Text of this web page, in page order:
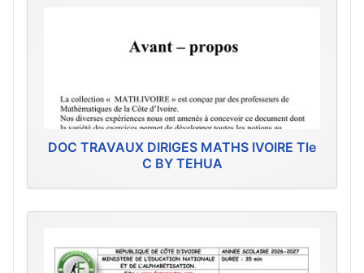
DOC TRAVAUX DIRIGES MATHS IVOIRE Tle
C BY TEHUA